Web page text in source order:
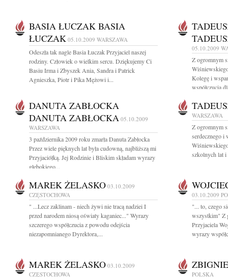
BASIA ŁUCZAK BASIA
ŁUCZAK 05.10.2009 WARSZAWA
Odeszła tak nagle Basia Łuczak Przyjaciel naszej
rodziny. Człowiek o wielkim sercu. Dziękujemy Ci
Basiu Irma i Zbyszek Ania, Sandra i Patrick
Agnieszka, Piotr i Pika Mężowi i...
05.10.2009
Z ogromnym
Kolegę i
współczucia
DANUTA ZABŁOCKA
DANUTA ZABŁOCKA 05.10.2009
WARSZAWA
3 października 2009 roku zmarła Danuta Zabłocka
Przez wiele pięknych lat była cudowną, najbliższą mi
Przyjaciółką. Jej Rodzinie i Bliskim składam wyrazy
głębokiego...
WARSZAWA
Z ogromnym
serdecznego i
szkolnych lat i
MAREK ŻELASKO 03.10.2009
CZĘSTOCHOWA
" ...Lecz zaklinam - niech żywi nie tracą nadziei I
przed narodem niosą oświaty kaganiec..." Wyrazy
szczerego współczucia z powodu odejścia
niezapomnianego Dyrektora,...
03.10.2009
"... to, czego
wszystkim" Z
Przyjaciela
wyrazy
MAREK ŻELASKO 03.10.2009
CZĘSTOCHOWA
POLSKA